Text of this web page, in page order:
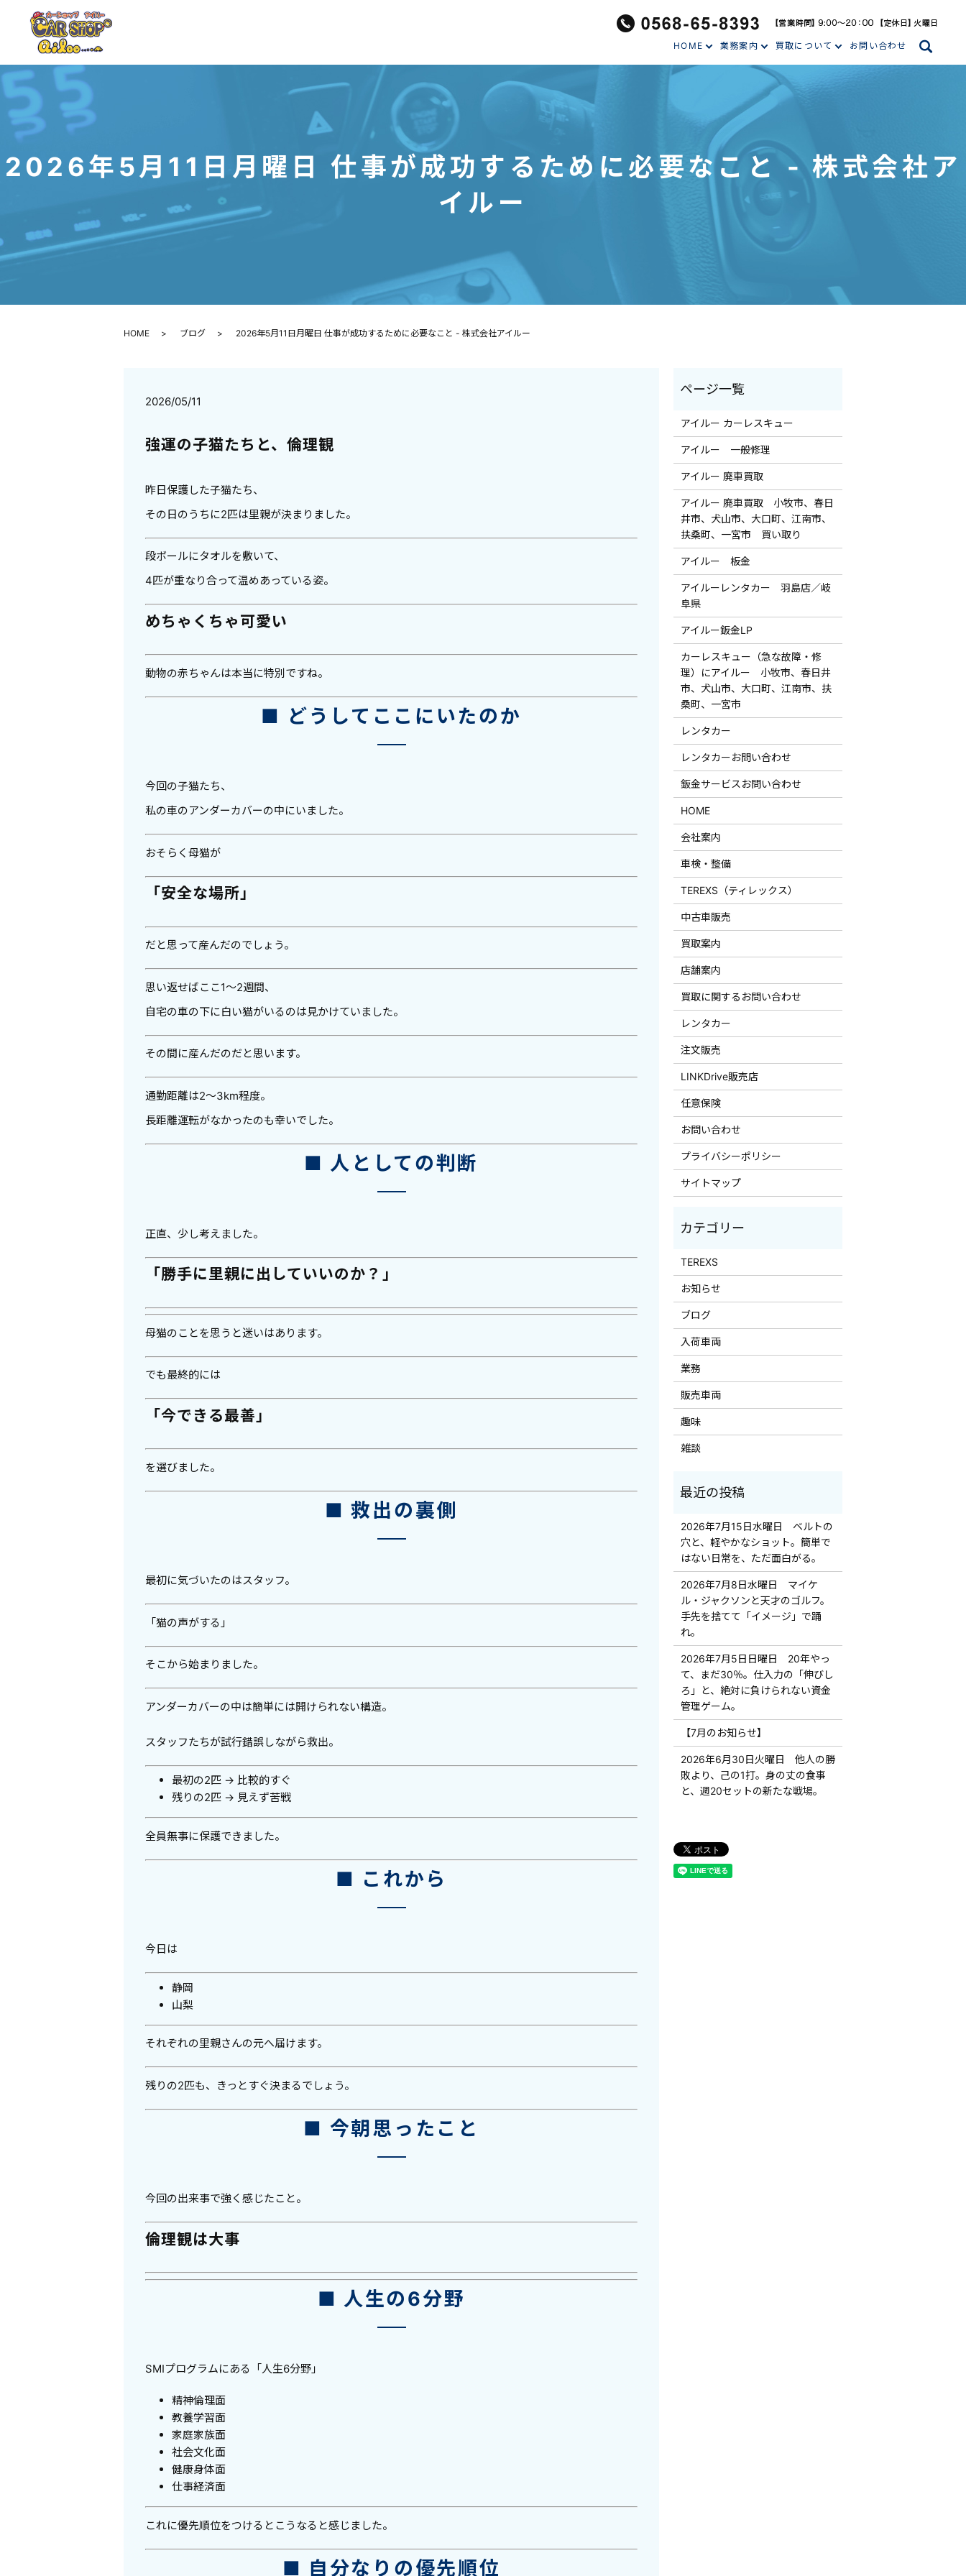
HOME 業務案内 買取について お問い合わせ search
2026年5月11日月曜日 仕事が成功するために必要なこと - 株式会社ア
イルー
HOME ブログ 2026年5月11日月曜日 仕事が成功するために必要なこと - 株式会社アイルー
2026/05/11
強運の子猫たちと、倫理観
昨日保護した子猫たち、
その日のうちに2匹は里親が決まりました。
段ボールにタオルを敷いて、
4匹が重なり合って温めあっている姿。
めちゃくちゃ可愛い
動物の赤ちゃんは本当に特別ですね。
■ どうしてここにいたのか
今回の子猫たち、
私の車のアンダーカバーの中にいました。
おそらく母猫が
「安全な場所」
だと思って産んだのでしょう。
思い返せばここ1〜2週間、
自宅の車の下に白い猫がいるのは見かけていました。
その間に産んだのだと思います。
通勤距離は2〜3km程度。
長距離運転がなかったのも幸いでした。
■ 人としての判断
正直、少し考えました。
「勝手に里親に出していいのか？」
母猫のことを思うと迷いはあります。
でも最終的には
「今できる最善」
を選びました。
■ 救出の裏側
最初に気づいたのはスタッフ。
「猫の声がする」
そこから始まりました。
アンダーカバーの中は簡単には開けられない構造。
スタッフたちが試行錯誤しながら救出。
最初の2匹 → 比較的すぐ
残りの2匹 → 見えず苦戦
全員無事に保護できました。
■ これから
今日は
静岡
山梨
それぞれの里親さんの元へ届けます。
残りの2匹も、きっとすぐ決まるでしょう。
■ 今朝思ったこと
今回の出来事で強く感じたこと。
倫理観は大事
■ 人生の6分野
SMIプログラムにある「人生6分野」
精神倫理面
教養学習面
家庭家族面
社会文化面
健康身体面
仕事経済面
これに優先順位をつけるとこうなると感じました。
■ 自分なりの優先順位
アイルー カーレスキュー
アイルー 一般修理
アイルー 廃車買取
アイルー 廃車買取 小牧市、春日
井市、犬山市、大口町、江南市、
扶桑町、一宮市 買い取り
アイルー 板金
アイルーレンタカー 羽島店／岐
阜県
アイルー鈑金LP
カーレスキュー（急な故障・修
理）にアイルー 小牧市、春日井
市、犬山市、大口町、江南市、扶
桑町、一宮市
レンタカー
レンタカーお問い合わせ
鈑金サービスお問い合わせ
HOME
会社案内
車検・整備
TEREXS（ティレックス）
中古車販売
買取案内
店舗案内
買取に関するお問い合わせ
レンタカー
注文販売
LINKDrive販売店
任意保険
お問い合わせ
プライバシーポリシー
サイトマップ
TEREXS
お知らせ
ブログ
入荷車両
業務
販売車両
趣味
雑談
2026年7月15日水曜日 ベルトの
穴と、軽やかなショット。簡単で
はない日常を、ただ面白がる。
2026年7月8日水曜日 マイケ
ル・ジャクソンと天才のゴルフ。
手先を捨てて「イメージ」で踊
れ。
2026年7月5日日曜日 20年やっ
て、まだ30％。仕入力の「伸びし
ろ」と、絶対に負けられない資金
管理ゲーム。
【7月のお知らせ】
2026年6月30日火曜日 他人の勝
敗より、己の1打。身の丈の食事
と、週20セットの新たな戦場。